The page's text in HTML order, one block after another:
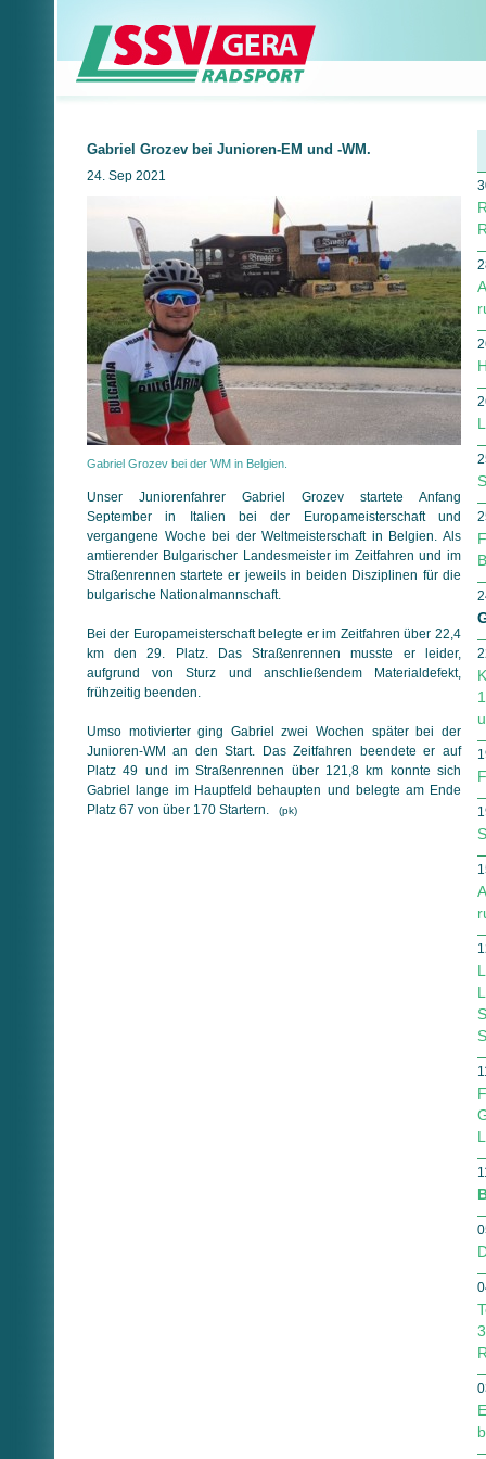
Gabriel Grozev bei Junioren-EM und -WM.
24. Sep 2021
Gabriel Grozev bei der WM in Belgien.
Unser Juniorenfahrer Gabriel Grozev startete Anfang
September in Italien bei der Europameisterschaft und
vergangene Woche bei der Weltmeisterschaft in Belgien. Als
amtierender Bulgarischer Landesmeister im Zeitfahren und im
Straßenrennen startete er jeweils in beiden Disziplinen für die
bulgarische Nationalmannschaft.
Bei der Europameisterschaft belegte er im Zeitfahren über 22,4
km den 29. Platz. Das Straßenrennen musste er leider,
aufgrund von Sturz und anschließendem Materialdefekt,
frühzeitig beenden.
Umso motivierter ging Gabriel zwei Wochen später bei der
Junioren-WM an den Start. Das Zeitfahren beendete er auf
Platz 49 und im Straßenrennen über 121,8 km konnte sich
Gabriel lange im Hauptfeld behaupten und belegte am Ende
Platz 67 von über 170 Startern.
(pk)